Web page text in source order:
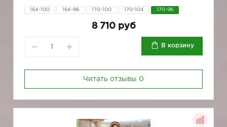
164-100 164-96 170-100 170-104 170-96
8 710 руб
В корзину
Читать отзывы 0